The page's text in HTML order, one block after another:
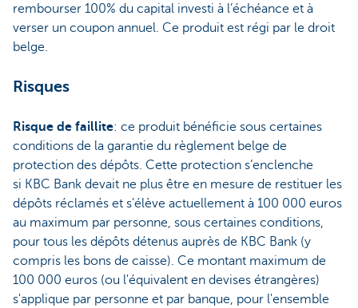
rembourser 100% du capital investi à l’échéance et à
verser un coupon annuel. Ce produit est régi par le droit
belge.
Risques
Risque de faillite: ce produit bénéficie sous certaines
conditions de la garantie du règlement belge de
protection des dépôts. Cette protection s’enclenche
si KBC Bank devait ne plus être en mesure de restituer les
dépôts réclamés et s’élève actuellement à 100 000 euros
au maximum par personne, sous certaines conditions,
pour tous les dépôts détenus auprès de KBC Bank (y
compris les bons de caisse). Ce montant maximum de
100 000 euros (ou l'équivalent en devises étrangères)
s'applique par personne et par banque, pour l'ensemble